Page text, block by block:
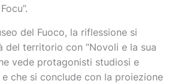
del Fuoco, la riflessione si
del territorio con “Novoli e la sua
vede protagonisti studiosi e
che si conclude con la proiezione